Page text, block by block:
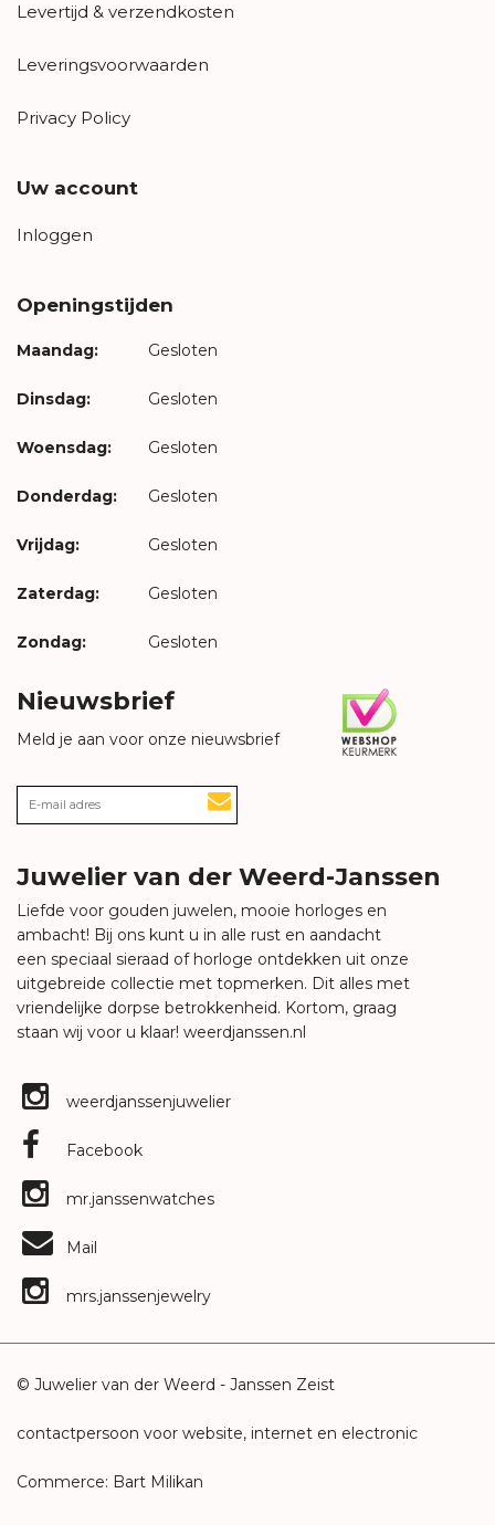
Levertijd & verzendkosten
Leveringsvoorwaarden
Privacy Policy
Uw account
Inloggen
Openingstijden
Maandag: Gesloten
Dinsdag: Gesloten
Woensdag: Gesloten
Donderdag: Gesloten
Vrijdag: Gesloten
Zaterdag: Gesloten
Zondag: Gesloten
Nieuwsbrief
Meld je aan voor onze nieuwsbrief
Juwelier van der Weerd-Janssen
Liefde voor gouden juwelen, mooie horloges en
ambacht! Bij ons kunt u in alle rust en aandacht
een speciaal sieraad of horloge ontdekken uit onze
uitgebreide collectie met topmerken. Dit alles met
vriendelijke dorpse betrokkenheid. Kortom, graag
staan wij voor u klaar! weerdjanssen.nl
weerdjanssenjuwelier
Facebook
mr.janssenwatches
Mail
mrs.janssenjewelry
© Juwelier van der Weerd - Janssen Zeist
contactpersoon voor website, internet en electronic
Commerce: Bart Milikan